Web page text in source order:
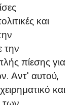
και
την
πίεσης για
Αντ' αυτού,
και